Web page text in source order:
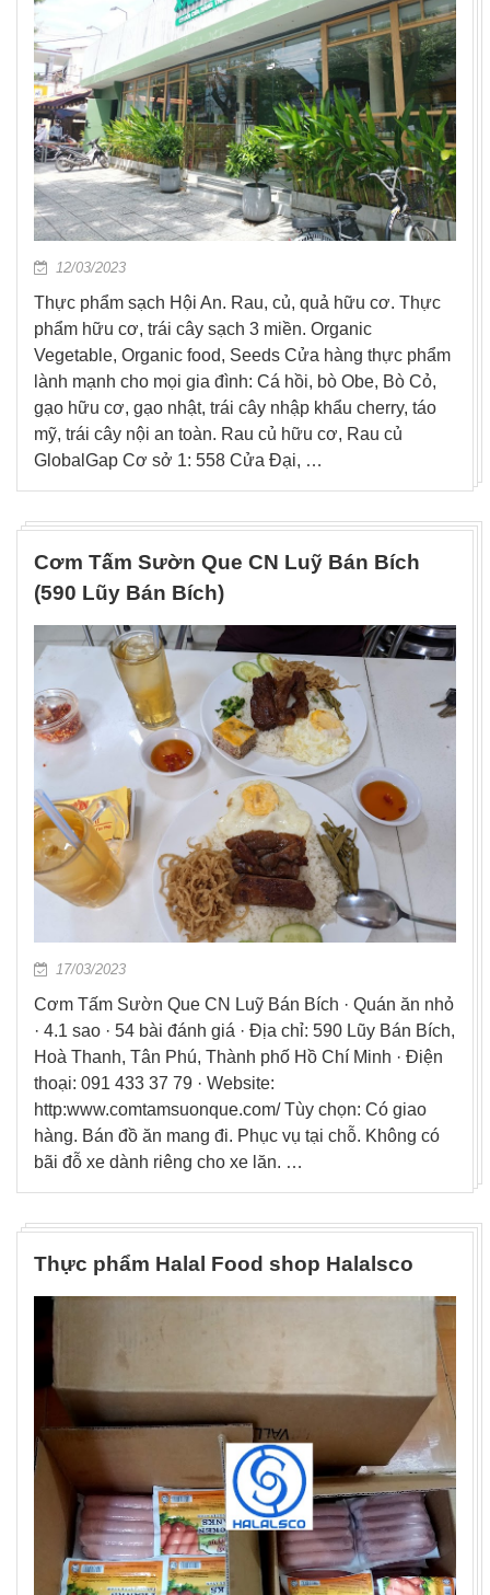
12/03/2023
Thực phẩm sạch Hội An. Rau, củ, quả hữu cơ. Thực
phẩm hữu cơ, trái cây sạch 3 miền. Organic
Vegetable, Organic food, Seeds Cửa hàng thực phẩm
lành mạnh cho mọi gia đình: Cá hồi, bò Obe, Bò Cỏ,
gạo hữu cơ, gạo nhật, trái cây nhập khẩu cherry, táo
mỹ, trái cây nội an toàn. Rau củ hữu cơ, Rau củ
GlobalGap Cơ sở 1: 558 Cửa Đại, …
Cơm Tấm Sườn Que CN Luỹ Bán Bích
(590 Lũy Bán Bích)
17/03/2023
Cơm Tấm Sườn Que CN Luỹ Bán Bích · Quán ăn nhỏ
· 4.1 sao · 54 bài đánh giá · Địa chỉ: 590 Lũy Bán Bích,
Hoà Thanh, Tân Phú, Thành phố Hồ Chí Minh · Điện
thoại: 091 433 37 79 · Website:
http:www.comtamsuonque.com/ Tùy chọn: Có giao
hàng. Bán đồ ăn mang đi. Phục vụ tại chỗ. Không có
bãi đỗ xe dành riêng cho xe lăn. …
Thực phẩm Halal Food shop Halalsco